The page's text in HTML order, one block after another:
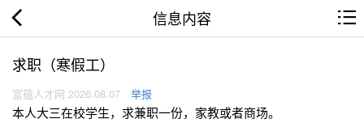
信息内容
求职（寒假工）
富蕴人才网 2026.08.07 举报
本人大三在校学生，求兼职一份，家教或者商场。